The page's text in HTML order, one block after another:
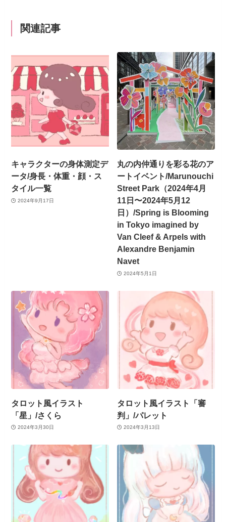
関連記事
キャラクターの身体測定デ
ータ/身長・体重・顔・ス
タイル一覧
2024年9月17日
丸の内仲通りを彩る花のア
ートイベント/Marunouchi
Street Park（2024年4月
11日〜2024年5月12
日）/Spring is Blooming
in Tokyo imagined by
Van Cleef & Arpels with
Alexandre Benjamin
Navet
2024年5月1日
タロット風イラスト
「星」/さくら
2024年3月30日
タロット風イラスト「審
判」/パレット
2024年3月13日